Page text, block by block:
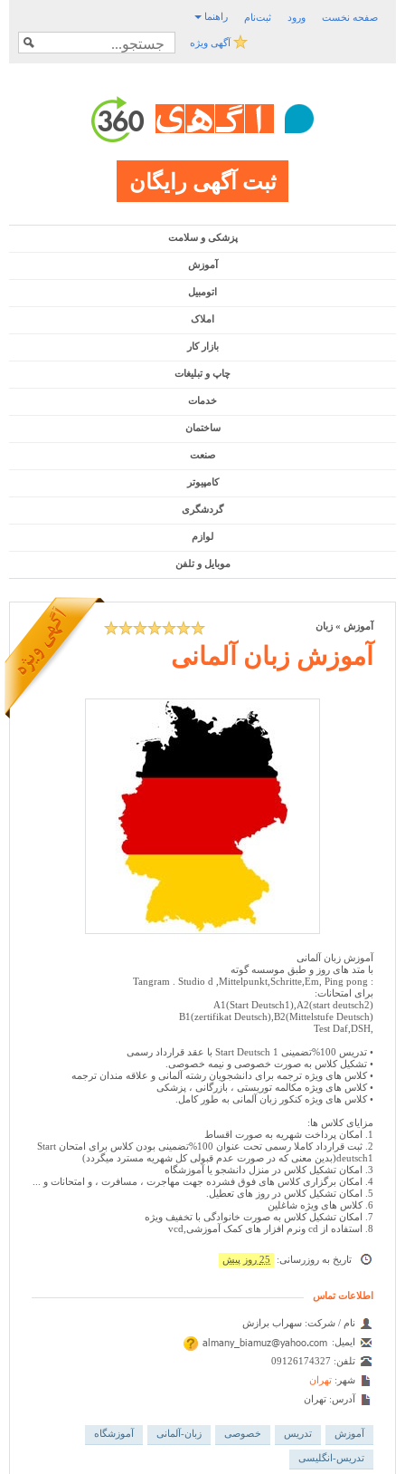
صفحه نخست ورود ثبت‌نام راهنما
آگهی ویژه
ثبت آگهی رایگان
پزشکی و سلامت
آموزش
اتومبیل
املاک
بازار کار
چاپ و تبلیغات
خدمات
ساختمان
صنعت
کامپیوتر
گردشگری
لوازم
موبایل و تلفن
آموزش » زبان
آموزش زبان آلمانی
آموزش زبان آلمانی
با متد های روز و طبق موسسه گوته
: Tangram . Studio d ,Mittelpunkt,Schritte,Em, Ping pong
برای امتحانات:
A1(Start Deutsch1),A2(start deutsch2)
B1(zertifikat Deutsch),B2(Mittelstufe Deutsch)
• تدریس 100%تضمینی Start Deutsch 1 با عقد قرارداد رسمی
• تشکیل کلاس به صورت خصوصی و نیمه خصوصی.
• کلاس های ویژه ترجمه برای دانشجویان رشته آلمانی و علاقه مندان ترجمه
• کلاس های ویژه مکالمه توریستی ، بازرگانی ، پزشکی
• کلاس های ویژه کنکور زبان آلمانی به طور کامل.
مزایای کلاس ها:
1. امکان پرداخت شهریه به صورت اقساط
2. ثبت قرارداد کاملا رسمی تحت عنوان 100%تضمینی بودن کلاس برای امتحان Start
deutsch1(بدین معنی که در صورت عدم قبولی کل شهریه مسترد میگردد)
3. امکان تشکیل کلاس در منزل دانشجو یا آموزشگاه
4. امکان برگزاری کلاس های فوق فشرده جهت مهاجرت ، مسافرت ، و امتحانات و ...
5. امکان تشکیل کلاس در روز های تعطیل.
6. کلاس های ویژه شاغلین
7. امکان تشکیل کلاس به صورت خانوادگی با تخفیف ویژه
8. استفاده از cd ونرم افزار های کمک آموزشی,vcd
تاریخ به روزرسانی: 25 روز پیش
اطلاعات تماس
نام / شرکت: سهراب برازش
ایمیل:
تلفن: 09126174327
شهر: تهران
آدرس: تهران
آموزش تدریس خصوصی زبان-آلمانی آموزشگاه
تدریس-انگلیسی